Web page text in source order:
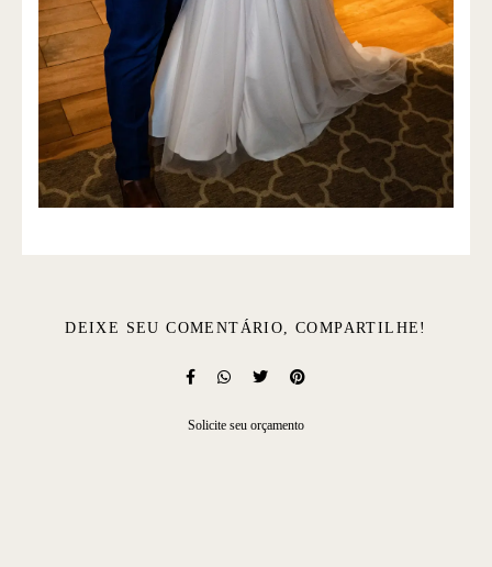
DEIXE SEU COMENTÁRIO, COMPARTILHE!
Solicite seu orçamento